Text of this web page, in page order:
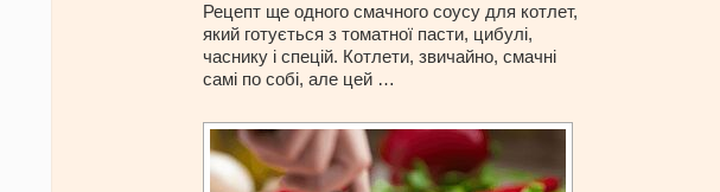
Рецепт ще одного смачного соусу для котлет,
який готується з томатної пасти, цибулі,
часнику і спецій. Котлети, звичайно, смачні
самі по собі, але цей …